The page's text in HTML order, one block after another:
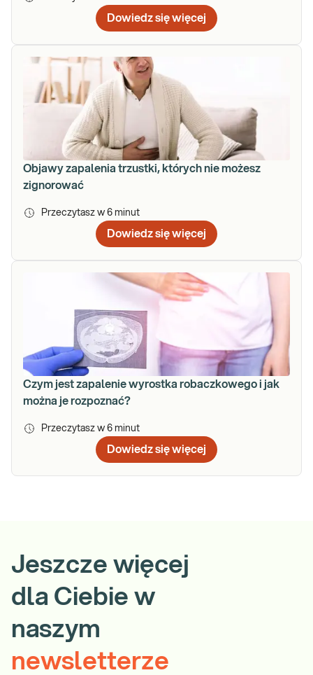
Dowiedz się więcej
Objawy zapalenia trzustki, których nie możesz
zignorować
Przeczytasz w 6 minut
Dowiedz się więcej
Czym jest zapalenie wyrostka robaczkowego i jak
można je rozpoznać?
Przeczytasz w 6 minut
Dowiedz się więcej
Jeszcze więcej
dla Ciebie w
naszym
newsletterze